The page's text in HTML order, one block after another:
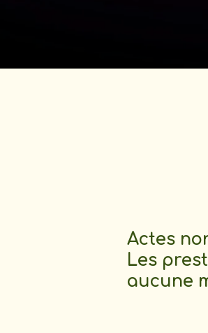
Actes
Les
aucune